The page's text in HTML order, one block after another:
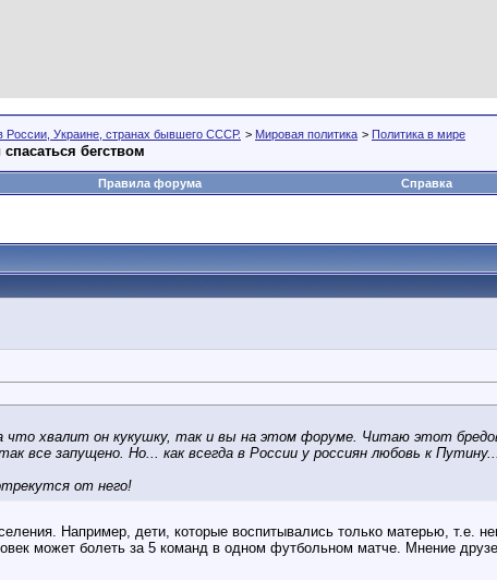
России, Украине, странах бывшего СССР. > Мировая политика > Политика в мире
бегством
Правила форума Справка
что хвалит он кукушку, так и вы на этом форуме. Читаю этот
все запущено. Но... как всегда в России у россиян любовь к Путину...
от него!
Например, дети, которые воспитывались только матерью,
может болеть за 5 команд в одном футбольном матче. Мнение